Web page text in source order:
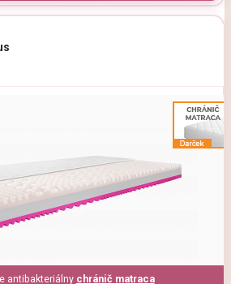
antibakteriálny chránič matraca